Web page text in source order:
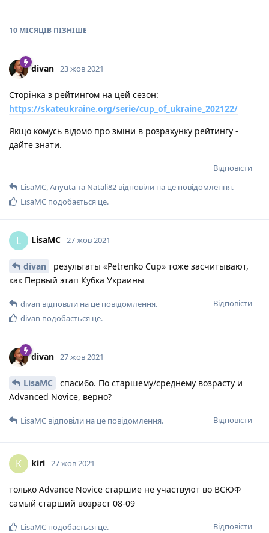
10 МІСЯЦІВ ПІЗНІШЕ
divan 23 жов 2021
Сторінка з рейтингом на цей сезон:
https://skateukraine.org/serie/cup_of_ukraine_202122/
Якщо комусь відомо про зміни в розрахунку рейтингу -
дайте знати.
Відповісти
LisaMC,Anyutaта Natali82 відповіли на це повідомлення.
LisaMC подобається це.
L LisaMC 27 жов 2021
divan
результаты «Petrenko Cup» тоже засчитывают,
как Первый этап Кубка Украины
Відповісти
divan відповіли на це повідомлення.
divan подобається це.
divan 27 жов 2021
LisaMC
спасибо. По старшему/среднему возрасту и
Advanced Novice, верно?
Відповісти
LisaMC відповіли на це повідомлення.
K kiri 27 жов 2021
только Advance Novice старшие не участвуют во ВСЮФ
самый старший возраст 08-09
Відповісти
LisaMC подобається це.